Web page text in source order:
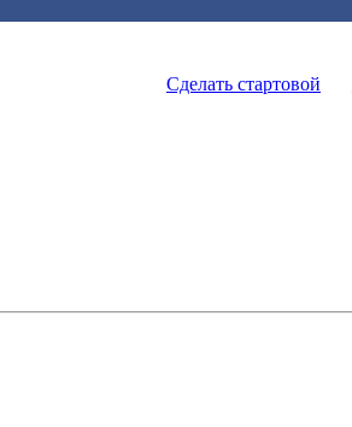
Сделать стартовой